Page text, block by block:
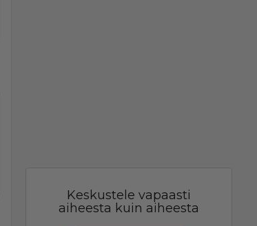
Keskustele vapaasti
aiheesta kuin aiheesta